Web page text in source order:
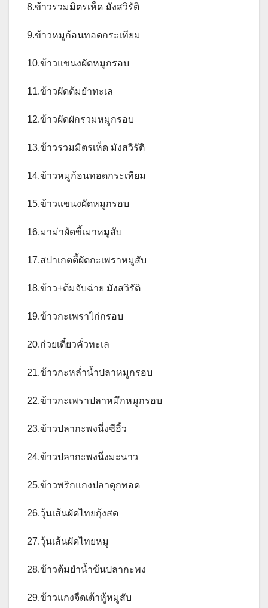
8.ข้าวรวมมิตรเห็ด มังสวิรัติ
9.ข้าวหมูก้อนทอดกระเทียม
10.ข้าวแขนงผัดหมูกรอบ
11.ข้าวผัดต้มยำทะเล
12.ข้าวผัดผักรวมหมูกรอบ
13.ข้าวรวมมิตรเห็ด มังสวิรัติ
14.ข้าวหมูก้อนทอดกระเทียม
15.ข้าวแขนงผัดหมูกรอบ
16.มาม่าผัดขี้เมาหมูสับ
17.สปาเกตตี้ผัดกะเพราหมูสับ
18.ข้าว+ต้มจับฉ่าย มังสวิรัติ
19.ข้าวกะเพราไก่กรอบ
20.ก๋วยเตี๋ยวคั่วทะเล
21.ข้าวกะหล่ำน้ำปลาหมูกรอบ
22.ข้าวกะเพราปลาหมึกหมูกรอบ
23.ข้าวปลากะพงนึ่งซีอิ้ว
24.ข้าวปลากะพงนึ่งมะนาว
25.ข้าวพริกแกงปลาดุกทอด
26.วุ้นเส้นผัดไทยกุ้งสด
27.วุ้นเส้นผัดไทยหมู
28.ข้าวต้มยำน้ำข้นปลากะพง
29.ข้าวแกงจืดเต้าหู้หมูสับ